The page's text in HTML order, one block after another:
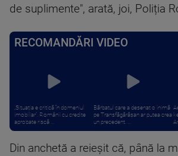
de suplimente", arată, joi, Poliția
RECOMANDĂRI VIDEO
„Situația e critică în domeniul
imobiliar”. Românii cu credite
aprobate riscă ...
Bărbatul care a desenat o inimă
pe Transfăgărășan ar putea crea
un precedent. ...
Din anchetă a reieșit că, până la